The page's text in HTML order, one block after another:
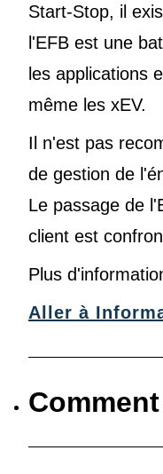
Start-Stop, il
l'EFB est une
les applications
même les xEV.
Il n'est pas
de gestion de
Le passage de
client est
Plus
Aller à